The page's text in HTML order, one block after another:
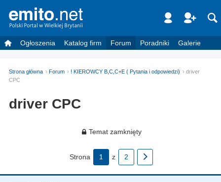
Ogłoszenia Katalog firm Forum Poradniki Galerie
Strona główna Forum ! KIEROWCY B,C,C+E ( Pytania i odpowiedzi)
driver
CPC
driver CPC
Temat zamknięty
Strona 1 z 2